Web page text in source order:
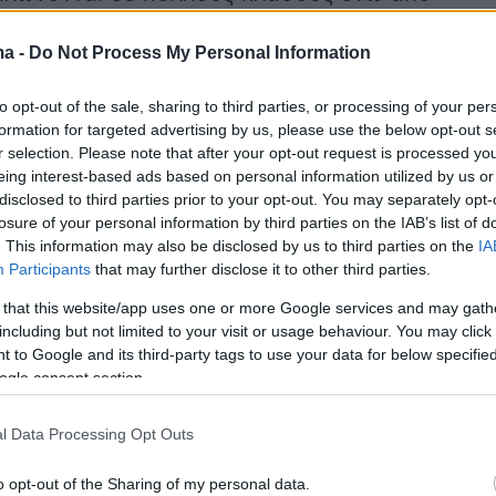
- Do Not Process My Personal Information
opt-out of the sale, sharing to third parties, or processing of your
for targeted advertising by us, please use the below opt-out
selection. Please note that after your opt-out request is processed
interest-based ads based on personal information utilized by us
to third parties prior to your opt-out. You may separately
of your personal information by third parties on the IAB’s list of
This information may also be disclosed by us to third parties on the
Participants that may further disclose it to other third parties.
that this website/app uses one or more Google services and may
but not limited to your visit or usage behaviour. You may
to Google and its third-party tags to use your data for below
consent section.
Data Processing Opt Outs
opt-out of the Sharing of my personal data.
στην ενέργεια και στους αποδήμους. Ο
μας και οι τρεις χώρες αναβαθμίζονται
στην Ανατολική Μεσόγειο»
το «σχήμα Ελλάδας - Κύπρου - Αιγύπτου»ο
Κυριάκος Μητσοτάκης. Φάρος
σε πολλά και παράλληλα πεδία δράσης,
και τον τουρισμό μέχρι την προστασία
και από την υψηλή τεχνολογία μέχρι
τη ναυτιλία».
και άλλα μέτωπα, είπε ο κ. Μητσοτάκης,